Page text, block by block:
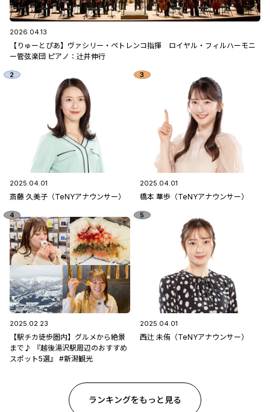
2026.04.13
【りゅーとぴあ】ヴァシリー・ペトレンコ指揮 ロイヤル・フィルハーモニ
ー管弦楽団 ピアノ：辻󠄀井伸行
2025.04.01
斎藤 久美子（TeNYアナウンサー）
2025.04.01
橋本 華歩（TeNYアナウンサー）
2025.02.23
【駅チカ徒歩圏内】グルメから絶景
まで♪ 『越後湯沢駅周辺のおすすめ
スポット5選』 #新潟観光
2025.04.01
西辻 未侑（TeNYアナウンサー）
ランキングをもっと見る